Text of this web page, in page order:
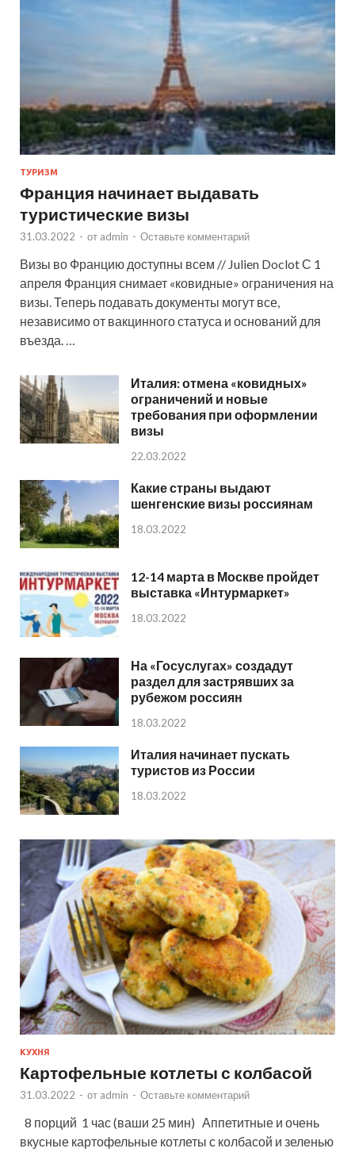
ТУРИЗМ
Франция начинает выдавать
туристические визы
31.03.2022 - от admin - Оставьте комментарий
Визы во Францию доступны всем // Julien Doclot С 1
апреля Франция снимает «ковидные» ограничения на
визы. Теперь подавать документы могут все,
независимо от вакцинного статуса и оснований для
въезда. …
Италия: отмена «ковидных»
ограничений и новые
требования при оформлении
визы
22.03.2022
Какие страны выдают
шенгенские визы россиянам
18.03.2022
12-14 марта в Москве пройдет
выставка «Интурмаркет»
18.03.2022
На «Госуслугах» создадут
раздел для застрявших за
рубежом россиян
18.03.2022
Италия начинает пускать
туристов из России
18.03.2022
КУХНЯ
Картофельные котлеты с колбасой
31.03.2022 - от admin - Оставьте комментарий
8 порций 1 час (ваши 25 мин) Аппетитные и очень
вкусные картофельные котлеты с колбасой и зеленью